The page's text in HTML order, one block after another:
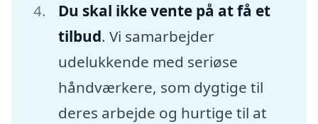
Du skal ikke vente på at få et
tilbud. Vi samarbejder
udelukkende med seriøse
håndværkere, som dygtige til
deres arbejde og hurtige til at